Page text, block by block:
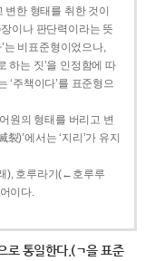
한 형태를 취한 것이
이나 판단력이라는 뜻
는 비표준형이었으나,
하는 짓’을 인정함에 따
‘주책이다’를 표준형으
원의 형태를 버리고 변
)’에서는 ‘지리’가 유지
), 호루라기(←호루루
이다.
으로 통일한다.(ㄱ을 표준